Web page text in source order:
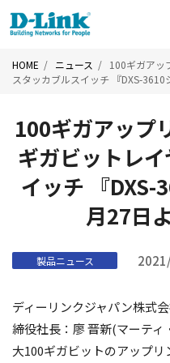
HOME ニュース
100ギガアッ
スタッカブルスイッチ 『DXS-
100ギガアップ
ギガビットレ
イッチ 『DXS-
月27日
製品ニュース
ディーリンクジャパン株式
締役社長：廖 晋新(マーテ
大100ギガビットのアップ